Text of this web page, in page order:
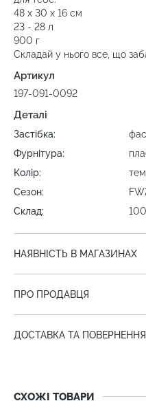
48 х 30 х 16 см
23 - 28 л
900 г
Складай у нього все, що
Артикул
197-091-0092
Деталі
Застібка:
Фурнітура:
Колір:
Сезон:
Склад:
НАЯВНІСТЬ В МАГАЗИНАХ
ПРО ПРОДАВЦЯ
ДОСТАВКА ТА ПОВЕРНЕННЯ
СХОЖІ ТОВАРИ